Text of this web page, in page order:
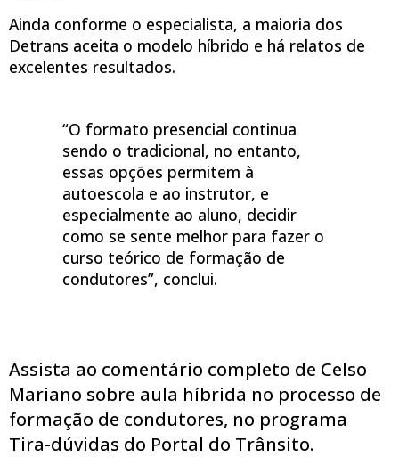
Ainda conforme o especialista, a maioria dos
Detrans aceita o modelo híbrido e há relatos de
excelentes resultados.
“O formato presencial continua
sendo o tradicional, no entanto,
essas opções permitem à
autoescola e ao instrutor, e
especialmente ao aluno, decidir
como se sente melhor para fazer o
curso teórico de formação de
condutores”, conclui.
Assista ao comentário completo de Celso
Mariano sobre aula híbrida no processo de
formação de condutores, no programa
Tira-dúvidas do Portal do Trânsito.